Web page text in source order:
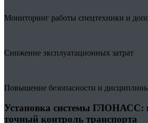
Мониторинг работы спецтехники и
Снижение эксплуатационных затрат
Повышение безопасности и
Установка системы ГЛОНАСС:
точный контроль транспорта